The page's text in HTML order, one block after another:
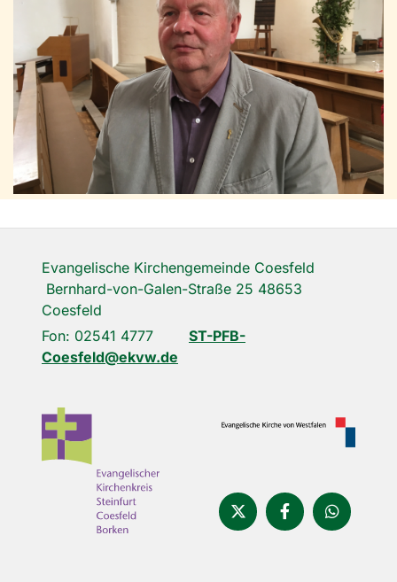
Evangelische Kirchengemeinde Coesfeld
Bernhard-von-Galen-Straße 25 48653
Coesfeld
Fon: 02541 4777 ST-PFB-
Coesfeld@ekvw.de